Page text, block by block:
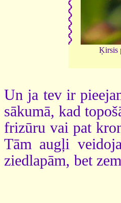
Ķirsis
Un ja tev ir
sākumā, kad
frizūru vai pat
Tām augļi
ziedlapām, bet